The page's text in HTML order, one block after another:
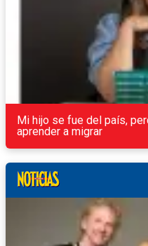
Mi hijo se fue del país,
aprender a migrar